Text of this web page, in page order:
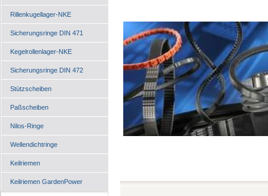
Rillenkugellager-NKE
Sicherungsringe DIN 471
Kegelrollenlager-NKE
Sicherungsringe DIN 472
Stützscheiben
Paßscheiben
Nilos-Ringe
Wellendichtringe
Keilriemen
Keilriemen GardenPower